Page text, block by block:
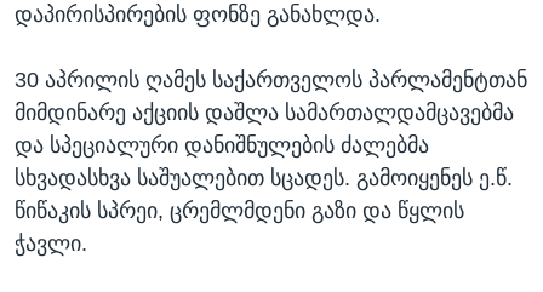
დაპირისპირების ფონზე განახლდა.
30 აპრილის ღამეს საქართველოს პარლამენტთან
მიმდინარე აქციის დაშლა სამართალდამცავებმა
და სპეციალური დანიშნულების ძალებმა
სხვადასხვა საშუალებით სცადეს. გამოიყენეს ე.წ.
წიწაკის სპრეი, ცრემლმდენი გაზი და წყლის
ჭავლი.